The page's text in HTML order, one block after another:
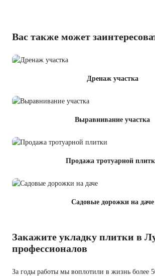
Вас также может
Дренаж участка
Выравнивание участка
Продажа тротуарной
Садовые дорожки на даче
Закажите укладку плитки в
профессионалов
За годы работы мы воплотили в жизнь более